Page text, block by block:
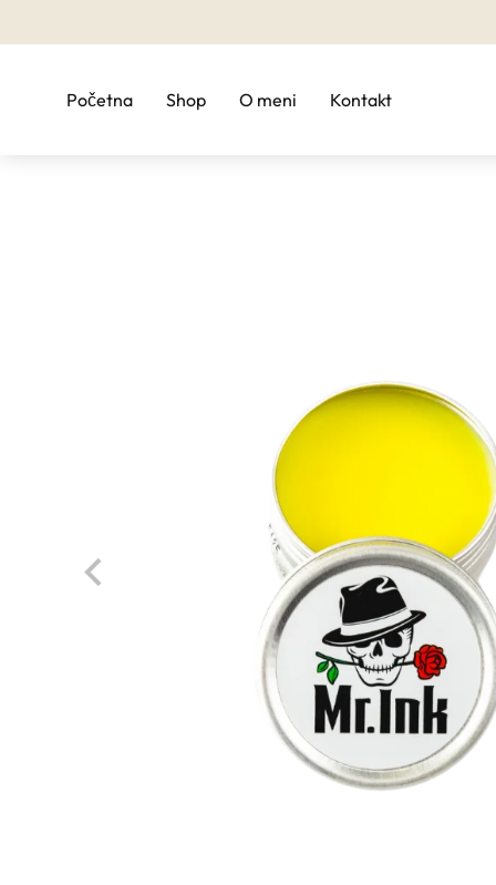
Početna Shop O meni Kontakt